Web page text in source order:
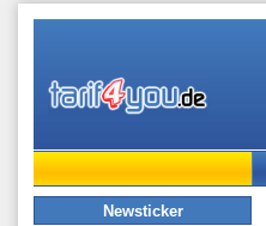
Newsticker